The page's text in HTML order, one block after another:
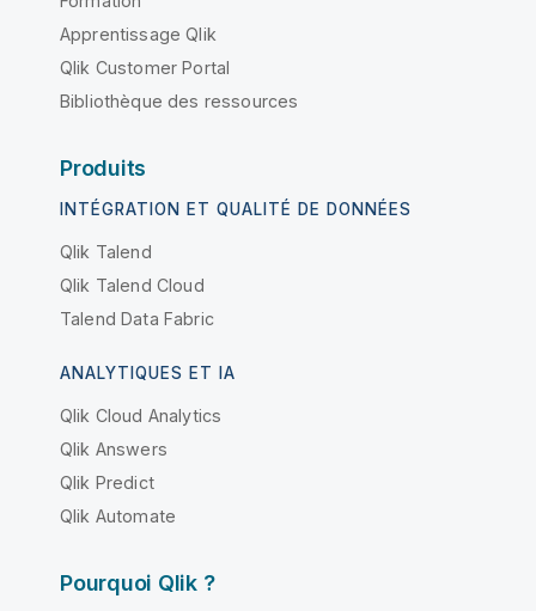
Apprentissage Qlik
Qlik Customer Portal
Bibliothèque des ressources
Produits
INTÉGRATION ET QUALITÉ DE DONNÉES
Qlik Talend
Qlik Talend Cloud
Talend Data Fabric
ANALYTIQUES ET IA
Qlik Cloud Analytics
Qlik Answers
Qlik Predict
Qlik Automate
Pourquoi Qlik ?